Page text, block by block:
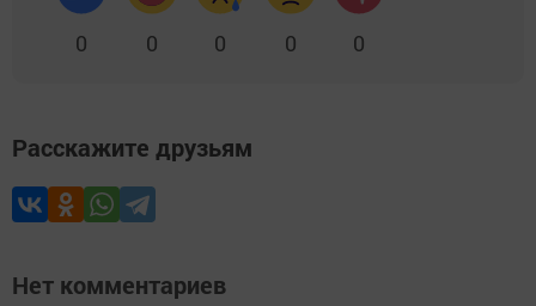
0 0 0 0 0
Расскажите друзьям
Нет комментариев